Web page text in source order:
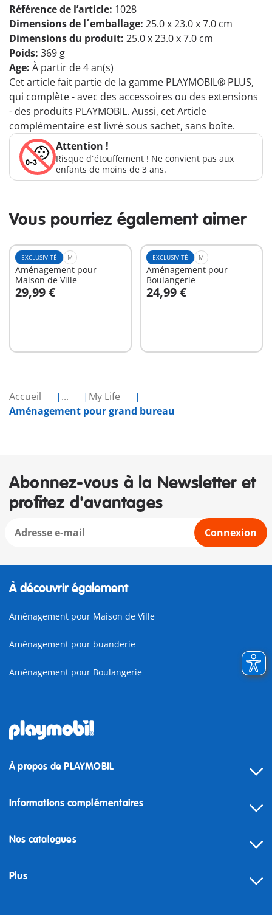
Accueil ...
My Life
Aménagement pour grand bureau
Référence de l’article: 1028
Dimensions de l´emballage: 25.0 x 23.0 x 7.0 cm
Dimensions du produit: 25.0 x 23.0 x 7.0 cm
Poids: 369 g
Age: À partir de 4 an(s)
Cet article fait partie de la gamme PLAYMOBIL® PLUS,
qui complète - avec des accessoires ou des extensions
- des produits PLAYMOBIL. Aussi, cet Article
complémentaire est livré sous sachet, sans boîte.
Attention !
Risque d´étouffement ! Ne convient pas aux
enfants de moins de 3 ans.
Vous pourriez également aimer
EXCLUSIVITÉ M
Aménagement pour
Maison de Ville
29,99 €
Au panier
EXCLUSIVITÉ M
Aménagement pour
Boulangerie
24,99 €
Au panier
Abonnez-vous à la Newsletter et
profitez d'avantages
Connexion
À découvrir également
Aménagement pour Maison de Ville
Aménagement pour buanderie
Aménagement pour Boulangerie
À propos de PLAYMOBIL
Informations complémentaires
Nos catalogues
Plus